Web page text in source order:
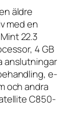
äldre
med en
22.3
4 GB
anslutningar
e-
och andra
C850-